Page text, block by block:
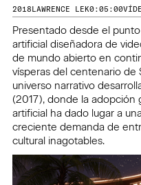
2018LAWRENCE LEK0:05:00
Presentado desde el
artificial diseñadora de
de mundo abierto en
vísperas del centenario de
universo narrativo
(2017), donde la adopción
artificial ha dado lugar a
creciente demanda de
cultural inagotables.